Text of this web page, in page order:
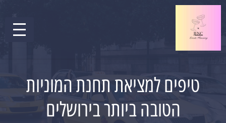
טיפים למציאת תחנת המוניות
הטובה ביותר בירושלים